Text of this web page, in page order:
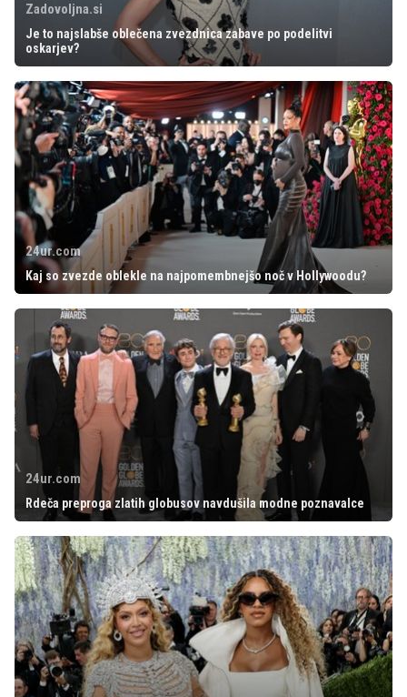
Zadovoljna.si
Je to najslabše oblečena zvezdnica zabave po podelitvi
oskarjev?
24ur.com
Kaj so zvezde oblekle na najpomembnejšo noč v Hollywoodu?
24ur.com
Rdeča preproga zlatih globusov navdušila modne poznavalce